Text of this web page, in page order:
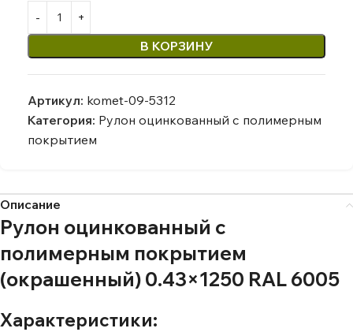
В КОРЗИНУ
Артикул: komet-09-5312
Категория: Рулон оцинкованный с полимерным
покрытием
Описание
Рулон оцинкованный с
полимерным покрытием
(окрашенный) 0.43×1250 RAL 6005
Характеристики: